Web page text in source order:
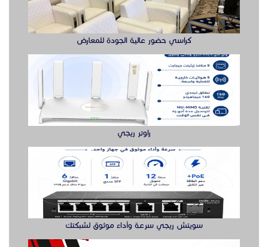
كراسي حضور عالية الجودة للمعارض
راوتر ريجي
سويتش ريجي سرعة وأداء موثوق لشبكتك